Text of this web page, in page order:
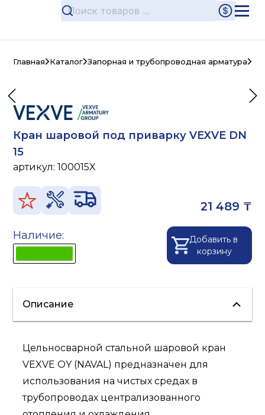
Главная Каталог Запорная и трубопроводная арматура
Кран шаровой под приварку VEXVE DN
15
артикул:100015X
21 489 ₸
Наличие:
Добавить в
корзину
Описание
Цельносварной стальной шаровой кран
VEXVE OY (NAVAL) предназначен для
использования на чистых средах в
трубопроводах централизованного